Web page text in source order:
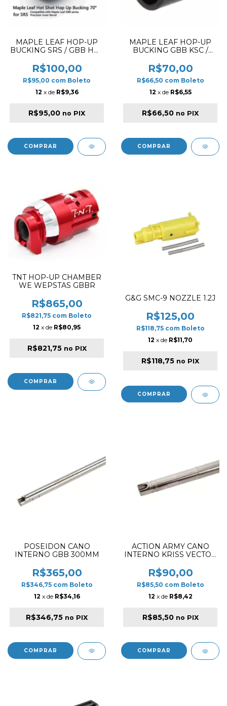
MAPLE LEAF HOP-UP
BUCKING SRS / GBB HOT
R$100,00
R$95,00 com Boleto
12 x de R$9,36
R$95,00 no PIX
MAPLE LEAF HOP-UP
BUCKING GBB KSC /
DIAMOND 75º
R$70,00
R$66,50 com Boleto
12 x de R$6,55
R$66,50 no PIX
TNT HOP-UP CHAMBER
WE WEPSTAS GBBR
R$865,00
R$821,75 com Boleto
12 x de R$80,95
R$821,75 no PIX
G&G SMC-9 NOZZLE 1.2J
R$125,00
R$118,75 com Boleto
12 x de R$11,70
R$118,75 no PIX
POSEIDON CANO
INTERNO GBB 300MM
R$365,00
R$346,75 com Boleto
12 x de R$34,16
R$346,75 no PIX
ACTION ARMY CANO
INTERNO KRISS VECTOR
028
R$90,00
R$85,50 com Boleto
12 x de R$8,42
R$85,50 no PIX